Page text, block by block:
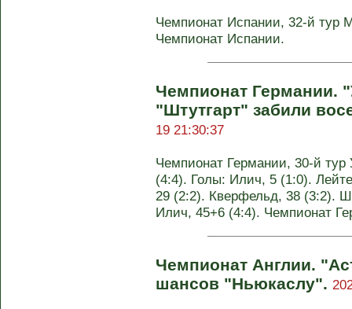
Чемпионат Испании, 32-й тур
Чемпионат Испании.
Чемпионат Германии.
"Штутгарт" забили
19 21:30:37
Чемпионат Германии, 30-й
(4:4). Голы: Илич, 5 (1:0).
29 (2:2). Кверфельд, 38 (3:2).
Илич, 45+6 (4:4). Чемпионат
Чемпионат Англии.
шансов "Ньюкаслу".